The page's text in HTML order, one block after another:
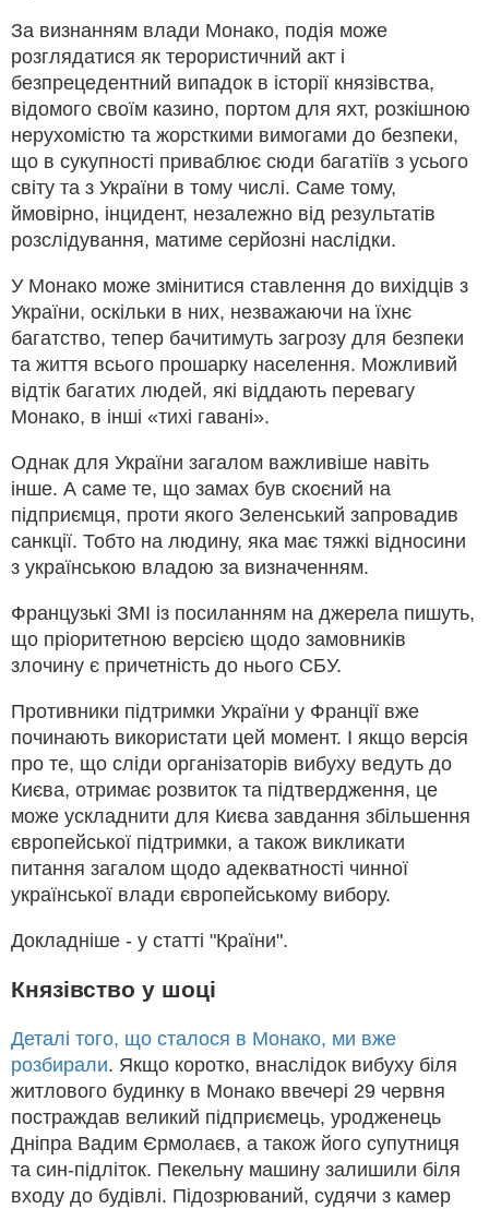
За визнанням влади Монако, подія може
розглядатися як терористичний акт і
безпрецедентний випадок в історії князівства,
відомого своїм казино, портом для яхт, розкішною
нерухомістю та жорсткими вимогами до безпеки,
що в сукупності приваблює сюди багатіїв з усього
світу та з України в тому числі. Саме тому,
ймовірно, інцидент, незалежно від результатів
розслідування, матиме серйозні наслідки.
У Монако може змінитися ставлення до вихідців з
України, оскільки в них, незважаючи на їхнє
багатство, тепер бачитимуть загрозу для безпеки
та життя всього прошарку населення. Можливий
відтік багатих людей, які віддають перевагу
Монако, в інші «тихі гавані».
Однак для України загалом важливіше навіть
інше. А саме те, що замах був скоєний на
підприємця, проти якого Зеленський запровадив
санкції. Тобто на людину, яка має тяжкі відносини
з українською владою за визначенням.
Французькі ЗМІ із посиланням на джерела пишуть,
що пріоритетною версією щодо замовників
злочину є причетність до нього СБУ.
Противники підтримки України у Франції вже
починають використати цей момент. І якщо версія
про те, що сліди організаторів вибуху ведуть до
Києва, отримає розвиток та підтвердження, це
може ускладнити для Києва завдання збільшення
європейської підтримки, а також викликати
питання загалом щодо адекватності чинної
української влади європейському вибору.
Докладніше - у статті "Країни".
Князівство у шоці
Деталі того, що сталося в Монако, ми вже
розбирали. Якщо коротко, внаслідок вибуху біля
житлового будинку в Монако ввечері 29 червня
постраждав великий підприємець, уродженець
Дніпра Вадим Єрмолаєв, а також його супутниця
та син-підліток. Пекельну машину залишили біля
входу до будівлі. Підозрюваний, судячи з камер